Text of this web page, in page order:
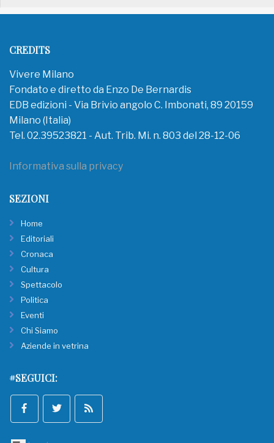
CREDITS
Vivere Milano
Fondato e diretto da Enzo De Bernardis
EDB edizioni - Via Brivio angolo C. Imbonati, 89 20159
Milano (Italia)
Tel. 02.39523821 - Aut. Trib. Mi. n. 803 del 28-12-06
Informativa sulla privacy
SEZIONI
Home
Editoriali
Cronaca
Cultura
Spettacolo
Politica
Eventi
Chi Siamo
Aziende in vetrina
#SEGUICI: